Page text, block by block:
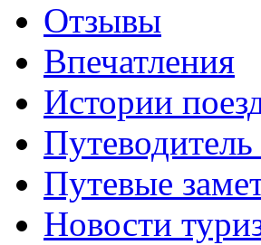
Отзывы
Впечатления
Истории
Путевые
Новости